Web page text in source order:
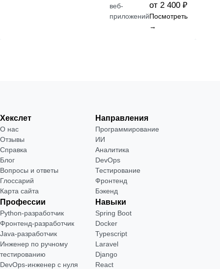
веб-
приложений
от 2 400 ₽
Посмотреть
→
Хекслет
О нас
Отзывы
Справка
Блог
Вопросы и ответы
Глоссарий
Карта сайта
Направления
Программирование
ИИ
Аналитика
DevOps
Тестирование
Фронтенд
Бэкенд
Профессии
Python-разработчик
Фронтенд-разработчик
Java-разработчик
Инженер по ручному
тестированию
DevOps-инженер с нуля
Навыки
Spring Boot
Docker
Typescript
Laravel
Django
React